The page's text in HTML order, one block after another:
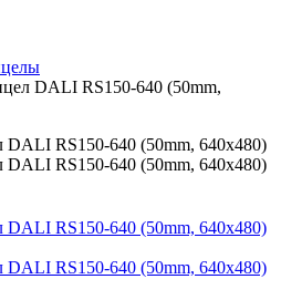
DALI RS150-640 (50mm,